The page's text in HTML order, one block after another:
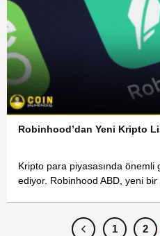
Robinhood’dan Yeni Kripto
Kripto para piyasasında
ediyor. Robinhood ABD, yeni
1 2